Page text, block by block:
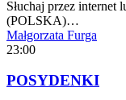
Słuchaj przez
(POLSKA)…
Małgorzata Furga
23:00
POSYDENKI